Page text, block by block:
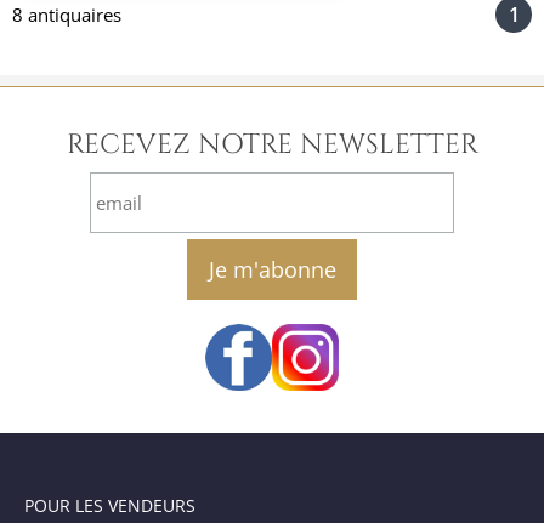
8 antiquaires 1
RECEVEZ NOTRE NEWSLETTER
email
POUR LES VENDEURS